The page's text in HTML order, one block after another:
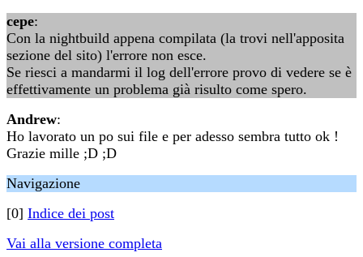
cepe:
Con la nightbuild appena compilata (la trovi nell'apposita
sezione del sito) l'errore non esce.
Se riesci a mandarmi il log dell'errore provo di vedere se è
effettivamente un problema già risulto come spero.
Andrew:
Ho lavorato un po sui file e per adesso sembra tutto ok !
Grazie mille ;D ;D
Navigazione
[0] Indice dei post
Vai alla versione completa